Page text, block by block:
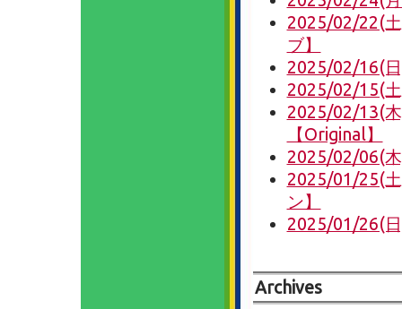
2025/02/22(
ブ】
2025/02/16(
2025/02/15(土
2025/02/13(
【Original】
2025/02/06(
2025/01/25(
ン】
2025/01/26(
Archives